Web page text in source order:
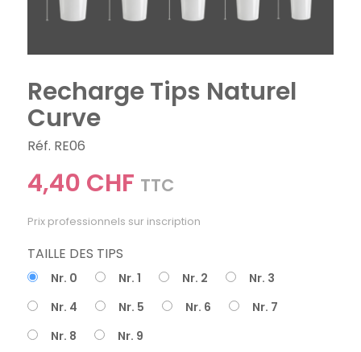
Recharge Tips Naturel
Curve
Réf. RE06
4,40 CHF TTC
Prix professionnels sur inscription
TAILLE DES TIPS
Nr. 0 Nr. 1 Nr. 2
Nr. 3
Nr. 4
Nr. 5 Nr. 6
Nr. 7
Nr. 8
Nr. 9